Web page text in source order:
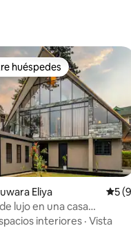
de 5, 9 reseñas
huéspedes
huéspedes
Eliya
5
lujo en una casa
naturaleza
interiores · Vista